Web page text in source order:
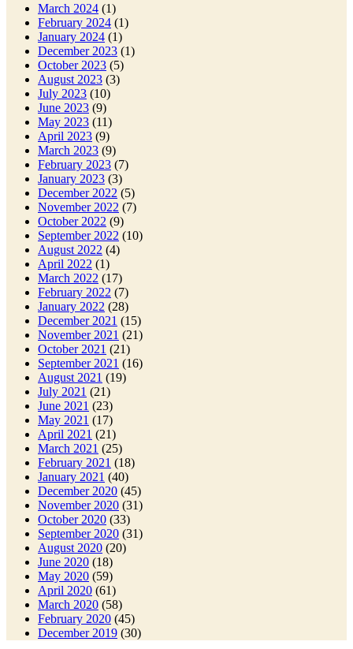
March 2024 (1)
February 2024 (1)
January 2024 (1)
December 2023 (1)
October 2023 (5)
August 2023 (3)
July 2023 (10)
June 2023 (9)
May 2023 (11)
April 2023 (9)
March 2023 (9)
February 2023 (7)
January 2023 (3)
December 2022 (5)
November 2022 (7)
October 2022 (9)
September 2022 (10)
August 2022 (4)
April 2022 (1)
March 2022 (17)
February 2022 (7)
January 2022 (28)
December 2021 (15)
November 2021 (21)
October 2021 (21)
September 2021 (16)
August 2021 (19)
July 2021 (21)
June 2021 (23)
May 2021 (17)
April 2021 (21)
March 2021 (25)
February 2021 (18)
January 2021 (40)
December 2020 (45)
November 2020 (31)
October 2020 (33)
September 2020 (31)
August 2020 (20)
June 2020 (18)
May 2020 (59)
April 2020 (61)
March 2020 (58)
February 2020 (45)
December 2019 (30)